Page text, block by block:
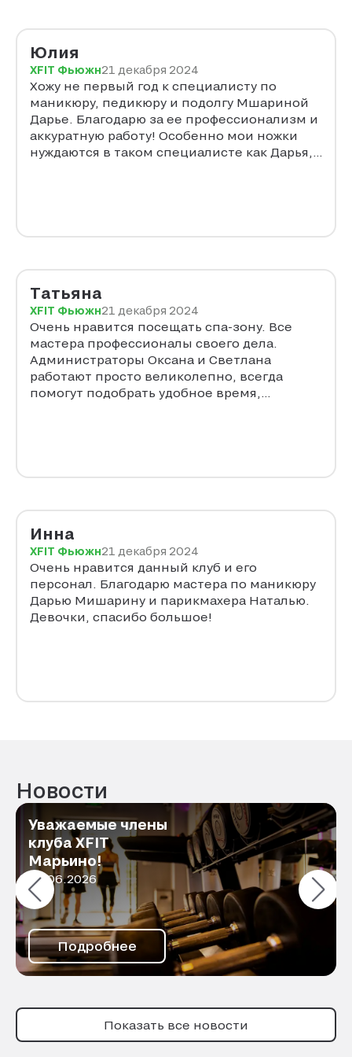
только повышать профессиональный
клиентов!
Юлия
XFIT Фьюжн21 декабря 2024
Хожу не первый год к специалисту по
маникюру, педикюру и подолгу Мшариной
Дарье. Благодарю за ее профессионализм и
аккуратную работу! Особенно мои ножки
нуждаются в таком специалисте как Дарья,
за такие волшебные ручки!
Татьяна
XFIT Фьюжн21 декабря 2024
Очень нравится посещать спа-зону. Все
мастера профессионалы своего дела.
Администраторы Оксана и Светлана
работают просто великолепно, всегда
помогут подобрать удобное время,
здесь на высшем уровне. Чисто, красиво,
и процедуры, постоянная клиентка Дарьи.
который держится дольше обычного. Также
люблю руки Натальи Чистяковой. Мастер
изменила мой имидж, поменяла стиль
прически, цвет волос. Получаю только
восторженные комплименты. Если
посмотреть мой баланс баллов за услуги
спа-салоне. Желаю процветания и
Инна
XFIT Фьюжн21 декабря 2024
Очень нравится данный клуб и его
персонал. Благодарю мастера по маникюру
Дарью Мишарину и парикмахера Наталью.
Девочки, спасибо большое!
Новости
Уважаемые члены
клуба XFIT
Марьино!
01.06.2026
Подробнее
Показать все новости